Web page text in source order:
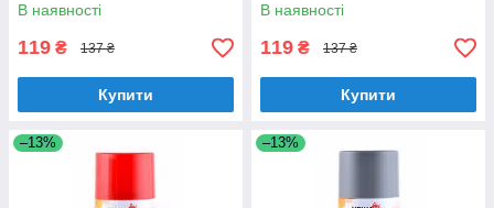
В наявності
119 ₴ 137 ₴
Купити
В наявності
119 ₴ 137 ₴
Купити
–13% –13%